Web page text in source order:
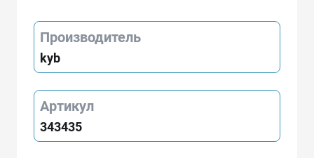
Производитель
kyb
Артикул
343435